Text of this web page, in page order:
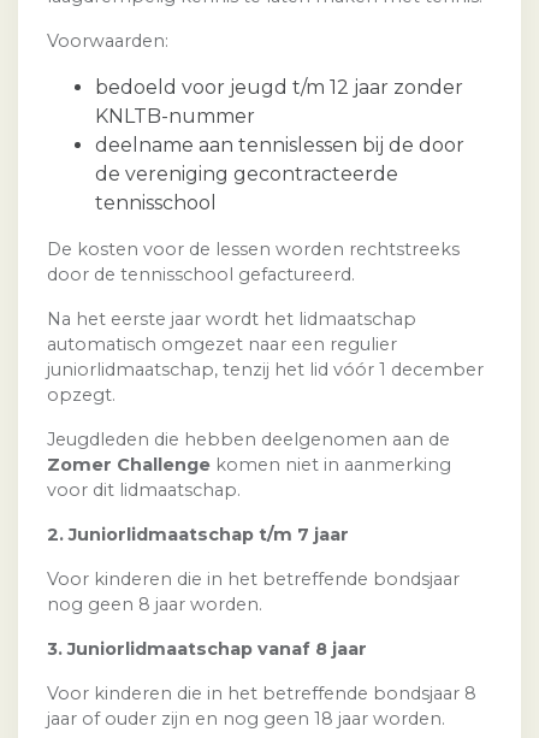
Voorwaarden:
bedoeld voor jeugd t/m 12 jaar zonder
KNLTB-nummer
deelname aan tennislessen bij de door
de vereniging gecontracteerde
tennisschool
De kosten voor de lessen worden rechtstreeks
door de tennisschool gefactureerd.
Na het eerste jaar wordt het lidmaatschap
automatisch omgezet naar een regulier
juniorlidmaatschap, tenzij het lid vóór 1 december
opzegt.
Jeugdleden die hebben deelgenomen aan de
Zomer Challenge komen niet in aanmerking
voor dit lidmaatschap.
2. Juniorlidmaatschap t/m 7 jaar
Voor kinderen die in het betreffende bondsjaar
nog geen 8 jaar worden.
3. Juniorlidmaatschap vanaf 8 jaar
Voor kinderen die in het betreffende bondsjaar 8
jaar of ouder zijn en nog geen 18 jaar worden.